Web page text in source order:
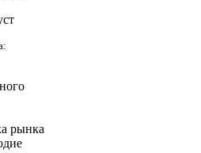
рынка